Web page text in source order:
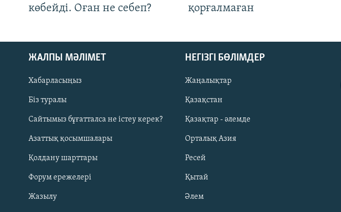
Русский
ЖАЗЫЛЫҢЫЗ
көбейді. Оған не себеп?
қорғалмаған
ЖАЛПЫ МӘЛІМЕТ
Хабарласыңыз
Біз туралы
Сайтымыз бұғатталса не істеу керек?
Азаттық қосымшалары
Қолдану шарттары
Форум ережелері
Жазылу
НЕГІЗГІ БӨЛІМДЕР
Жаңалықтар
Қазақстан
Қазақтар - әлемде
Орталық Азия
Ресей
Қытай
Әлем